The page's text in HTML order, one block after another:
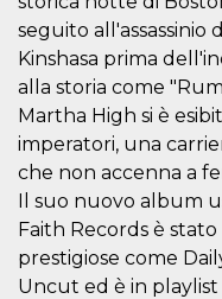
seguito all'assassinio
Kinshasa prima
alla storia come
Martha High si è
imperatori, una
che non accenna a
Il suo nuovo album
Faith Records è
prestigiose come
Uncut ed è in playlist
PHPSESSID